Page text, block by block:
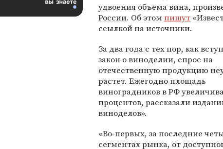
удвоения объема вина,
России. Об этомпишут
ссылкой на источники.
За два года с тех пор, как
закон о виноделии, спрос на
отечественную продукцию
растет. Ежегодно площадь
виноградников в РФ
процентов, рассказали
виноделов».
«Во-первых, за последние
сегментах рынка, от